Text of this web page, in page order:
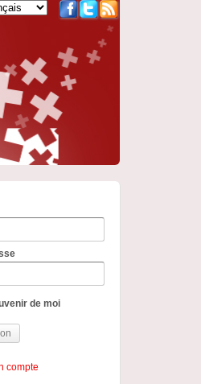
de moi
compte